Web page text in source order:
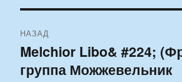
по
записям
НАЗАД
Предыдущая
запись:
Melchior Libo& #224;
группа Можжевельник